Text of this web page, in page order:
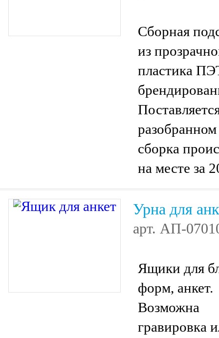
Сборная
из
пластика
сборка
на месте за
Урна для
арт. АП-
Ящики для
форм, анкет.
Возможна
гравировка